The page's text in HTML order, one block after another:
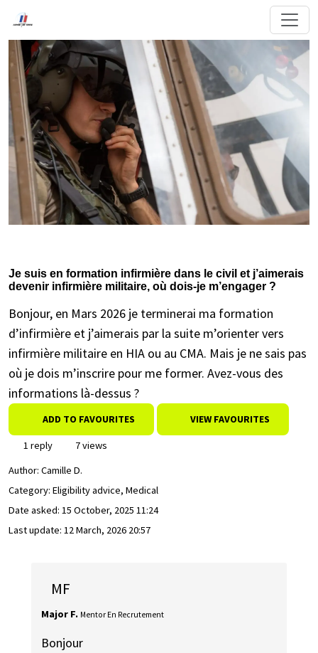
Je suis en formation infirmière dans le civil et j’aimerais
devenir infirmière militaire, où dois-je m’engager ?
Bonjour, en Mars 2026 je terminerai ma formation
d’infirmière et j’aimerais par la suite m’orienter vers
infirmière militaire en HIA ou au CMA. Mais je ne sais pas
où je dois m’inscrire pour me former. Avez-vous des
informations là-dessus ?
ADD TO FAVOURITES VIEW FAVOURITES
1 reply
7 views
Author: Camille D.
Category: Eligibility advice, Medical
Date asked: 15 October, 2025 11:24
Last update: 12 March, 2026 20:57
MF
Major F. Mentor En Recrutement
Bonjour